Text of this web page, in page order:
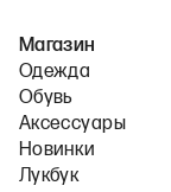
Магазин
Одежда
Обувь
Аксессуары
Новинки
Лукбук